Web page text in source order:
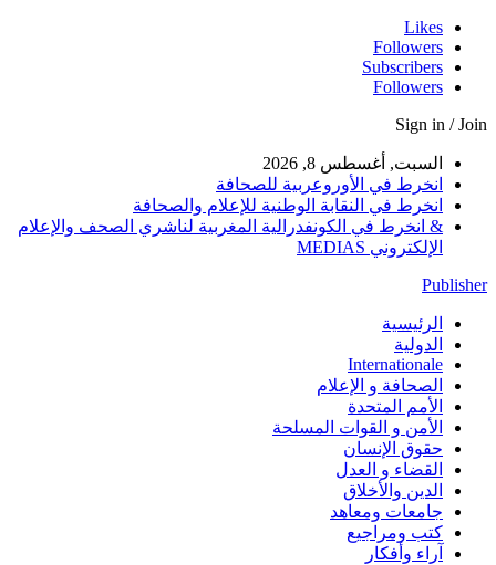
Likes
Followers
Subscribers
Followers
Sign in / Join
السبت, أغسطس 8, 2026
انخرط في الأوروعربية للصحافة
انخرط في النقابة الوطنية للإعلام والصحافة
& انخرط في الكونفدرالية المغربية لناشري الصحف والإعلام
الإلكتروني MEDIAS
Publisher
الرئيسية
الدولية
Internationale
الصحافة و الإعلام
الأمم المتحدة
الأمن و القوات المسلحة
حقوق الإنسان
القضاء و العدل
الدين والأخلاق
جامعات ومعاهد
كتب ومراجيع
آراء وأفكار